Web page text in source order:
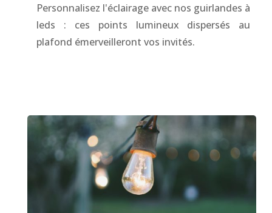
Personnalisez l'éclairage avec nos guirlandes à
leds : ces points lumineux dispersés au
plafond émerveilleront vos invités.